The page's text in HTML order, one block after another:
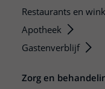
Restaurants en
Apotheek
Gastenverblijf
Zorg en